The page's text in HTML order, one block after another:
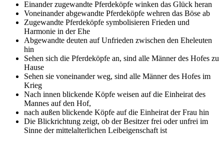
Einander zugewandte Pferdeköpfe winken das Glück heran
Voneinander abgewandte Pferdeköpfe wehren das Böse ab
Zugewandte Pferdeköpfe symbolisieren Frieden und
Harmonie in der Ehe
Abgewandte deuten auf Unfrieden zwischen den Eheleuten
hin
Sehen sich die Pferdeköpfe an, sind alle Männer des Hofes zu
Hause
Sehen sie voneinander weg, sind alle Männer des Hofes im
Krieg
Nach innen blickende Köpfe weisen auf die Einheirat des
Mannes auf den Hof,
nach außen blickende Köpfe auf die Einheirat der Frau hin
Die Blickrichtung zeigt, ob der Besitzer frei oder unfrei im
Sinne der mittelalterlichen Leibeigenschaft ist